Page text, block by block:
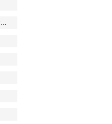
ファーストサマーウイカ